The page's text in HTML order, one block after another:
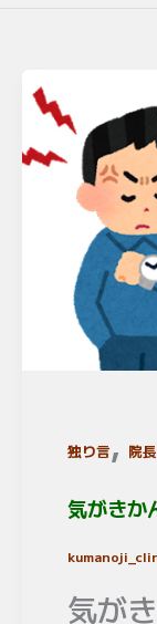
独り言, 院
気がきか
気が